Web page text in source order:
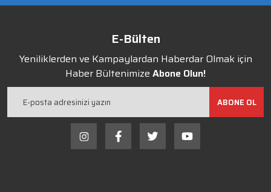
E-Bülten
Yeniliklerden ve Kampaylardan Haberdar Olmak için
Haber Bültenimize Abone Olun!
ABONE OL